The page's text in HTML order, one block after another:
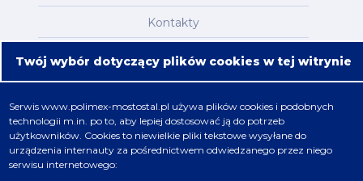
Kontakty
Mapa serwisu
Nafta, chemia, gaz
Energetyka
Twój wybór dotyczący plików cookies w tej witrynie
Serwiswww.polimex-mostostal.pl używa plików cookies i podobnych
technologii m.in. po to, aby lepiej dostosować ją do potrzeb
użytkowników. Cookies to niewielkie pliki tekstowe wysyłane do
urządzenia internauty za pośrednictwem odwiedzanego przez niego
serwisu internetowego: